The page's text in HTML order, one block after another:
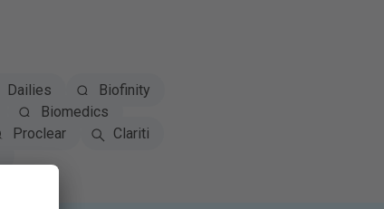
Dailies
Biofinity
Biomedics
Proclear
Clariti